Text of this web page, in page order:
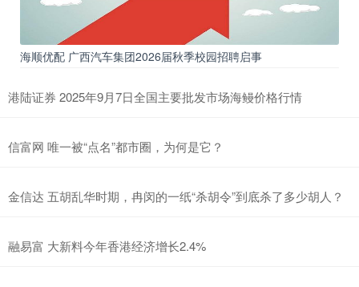
海顺优配 广西汽车集团2026届秋季校园招聘启事
港陆证券 2025年9月7日全国主要批发市场海鳗价格行情
信富网 唯一被“点名”都市圈，为何是它？
金信达 五胡乱华时期，冉闵的一纸“杀胡令”到底杀了多少胡人？
融易富 大新料今年香港经济增长2.4%